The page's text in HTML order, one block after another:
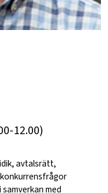
12.00)
avtalsrätt,
med